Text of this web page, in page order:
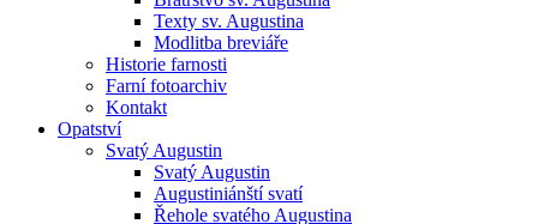
Texty sv. Augustina
Modlitba breviáře
Historie farnosti
Farní fotoarchiv
Kontakt
Opatství
Svatý Augustin
Svatý Augustin
Augustiniánští svatí
Řehole svatého Augustina